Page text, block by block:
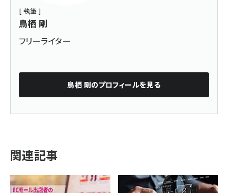
[ 執筆 ]
鳥栖 剛
フリーライター
鳥栖 剛のプロフィールを見る
関連記事